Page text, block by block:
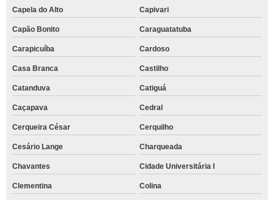
Capela do Alto Capivari
Capão Bonito Caraguatatuba
Carapicuíba Cardoso
Casa Branca Castilho
Catanduva Catiguá
Caçapava Cedral
Cerqueira César Cerquilho
Cesário Lange Charqueada
Chavantes Cidade Universitária I
Clementina Colina